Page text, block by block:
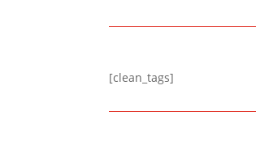
[clean_tags]